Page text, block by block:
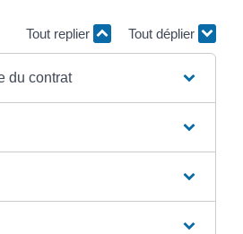
Tout replier Tout déplier
du contrat